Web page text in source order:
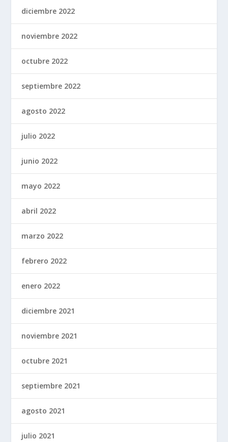
diciembre 2022
noviembre 2022
octubre 2022
septiembre 2022
agosto 2022
julio 2022
junio 2022
mayo 2022
abril 2022
marzo 2022
febrero 2022
enero 2022
diciembre 2021
noviembre 2021
octubre 2021
septiembre 2021
agosto 2021
julio 2021